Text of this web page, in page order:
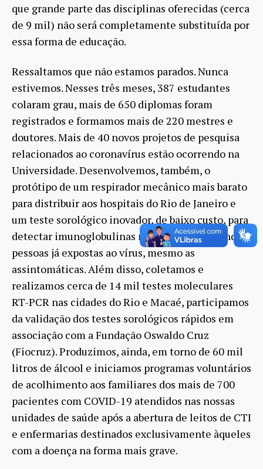
que grande parte das disciplinas oferecidas (cerca
de 9 mil) não será completamente substituída por
essa forma de educação.
Ressaltamos que não estamos parados. Nunca
estivemos. Nesses três meses, 387 estudantes
colaram grau, mais de 650 diplomas foram
registrados e formamos mais de 220 mestres e
doutores. Mais de 40 novos projetos de pesquisa
relacionados ao coronavírus estão ocorrendo na
Universidade. Desenvolvemos, também, o
protótipo de um respirador mecânico mais barato
para distribuir aos hospitais do Rio de Janeiro e
um teste sorológico inovador, de baixo custo, para
detectar imunoglobulinas no soro, identificando
pessoas já expostas ao vírus, mesmo as
assintomáticas. Além disso, coletamos e
realizamos cerca de 14 mil testes moleculares
RT-PCR nas cidades do Rio e Macaé, participamos
da validação dos testes sorológicos rápidos em
associação com a Fundação Oswaldo Cruz
(Fiocruz). Produzimos, ainda, em torno de 60 mil
litros de álcool e iniciamos programas voluntários
de acolhimento aos familiares dos mais de 700
pacientes com COVID-19 atendidos nas nossas
unidades de saúde após a abertura de leitos de CTI
e enfermarias destinados exclusivamente àqueles
com a doença na forma mais grave.